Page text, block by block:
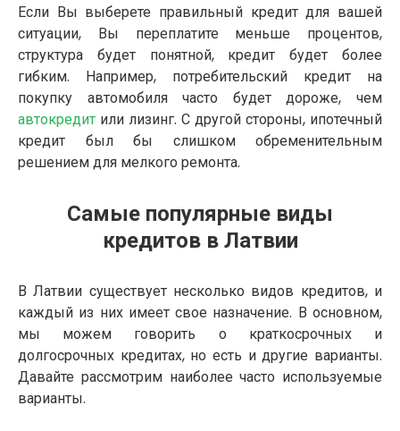
Если Вы выберете правильный кредит для вашей
ситуации, Вы переплатите меньше процентов,
структура будет понятной, кредит будет более
гибким. Например, потребительский кредит на
покупку автомобиля часто будет дороже, чем
автокредит или лизинг. С другой стороны, ипотечный
кредит был бы слишком обременительным
решением для мелкого ремонта.
Самые популярные виды
кредитов в Латвии
В Латвии существует несколько видов кредитов, и
каждый из них имеет свое назначение. В основном,
мы можем говорить о краткосрочных и
долгосрочных кредитах, но есть и другие варианты.
Давайте рассмотрим наиболее часто используемые
варианты.